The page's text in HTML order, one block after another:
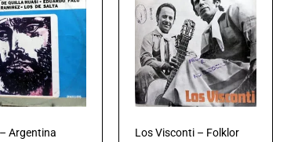
Argentina
Los Visconti – Folklor